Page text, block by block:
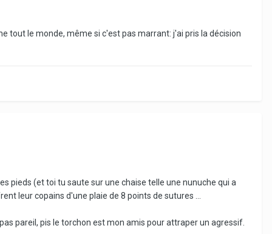
tout le monde, même si c'est pas marrant: j'ai pris la décision
pieds (et toi tu saute sur une chaise telle une nunuche qui a
leur copains d'une plaie de 8 points de sutures ...
pareil, pis le torchon est mon amis pour attraper un agressif.